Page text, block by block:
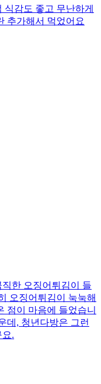
감도 좋고 무난하게
추가해서 먹었어요
한 오징어튀김이 들
오징어튀김이 눅눅해
점이 마음에 들었습니
데, 청년다방은 그런
.